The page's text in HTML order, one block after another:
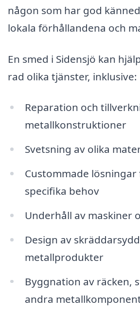
någon som har god
lokala förhållandena och
En smed i Sidensjö kan
rad olika tjänster, inklusive:
Reparation och
metallkonstruktioner
Svetsning av olika
Custommade lösningar
specifika behov
Underhåll av maskiner
Design av
metallprodukter
Byggnation av räcken,
andra